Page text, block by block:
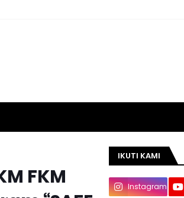
FKM
IKUTI KAMI
Instagram